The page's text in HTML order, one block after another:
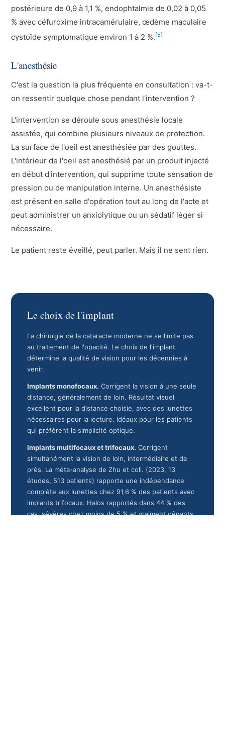
postérieure de 0,9 à 1,1 %, endophtalmie de 0,02 à 0,05
% avec céfuroxime intracamérulaire, œdème maculaire
cystoïde symptomatique environ 1 à 2 %. [5]
L'anesthésie
C'est la question la plus fréquente en consultation : va-t-
on ressentir quelque chose pendant l'intervention ?
L'intervention se déroule sous anesthésie locale
assistée, qui combine plusieurs niveaux de protection.
La surface de l'oeil est anesthésiée par des gouttes.
L'intérieur de l'oeil est anesthésié par un produit injecté
en début d'intervention, qui supprime toute sensation de
pression ou de manipulation interne. Un anesthésiste
est présent en salle d'opération tout au long de l'acte et
peut administrer un anxiolytique ou un sédatif léger si
nécessaire.
Le patient reste éveillé, peut parler. Mais il ne sent rien.
Le choix de l'implant
La chirurgie de la cataracte moderne ne se limite pas
au traitement de l'opacité. Le choix de l'implant
détermine la qualité de vision pour les décennies à
venir.
Implants monofocaux. Corrigent la vision à une seule
distance, généralement de loin. Résultat visuel
excellent pour la distance choisie, avec des lunettes
nécessaires pour la lecture. Idéaux pour les patients
qui préfèrent la simplicité optique.
Implants multifocaux et trifocaux. Corrigent
simultanément la vision de loin, intermédiaire et de
près. La méta-analyse de Zhu et coll. (2023, 13
études, 513 patients) rapporte une indépendance
complète aux lunettes chez 91,6 % des patients avec
implants trifocaux. Halos rapportés dans 44 % des
cas, sévères chez moins de 5 % et vraiment gênants